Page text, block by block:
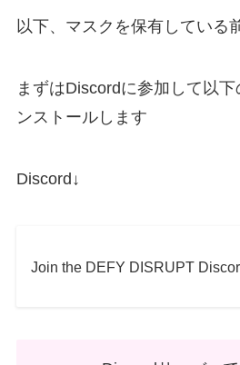
以下、マスクを保有している
まずはDiscordに参加して以
ンストールします
Discord↓
Join the DEFY DISRUPT